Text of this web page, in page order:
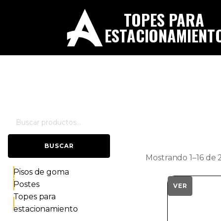
TOPES PARA
Buscar
BUSCAR
Pisos de goma
Postes
Topes para
estacionamiento
Mostrando 1–16
VER